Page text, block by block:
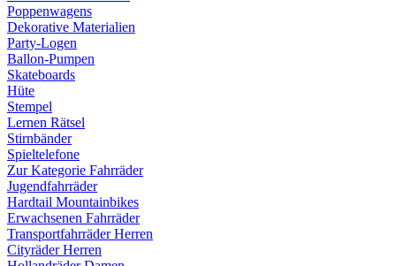
Poppenwagens
Dekorative Materialien
Party-Logen
Ballon-Pumpen
Skateboards
Hüte
Stempel
Lernen Rätsel
Stirnbänder
Spieltelefone
Zur Kategorie Fahrräder
Jugendfahrräder
Hardtail Mountainbikes
Erwachsenen Fahrräder
Transportfahrräder Herren
Cityräder Herren